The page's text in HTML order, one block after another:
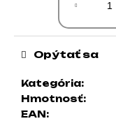
Kategória:
Hmotnosť:
EAN:
Opýtať sa
e